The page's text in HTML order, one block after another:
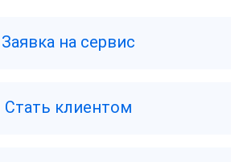
Заявка на сервис
Стать клиентом